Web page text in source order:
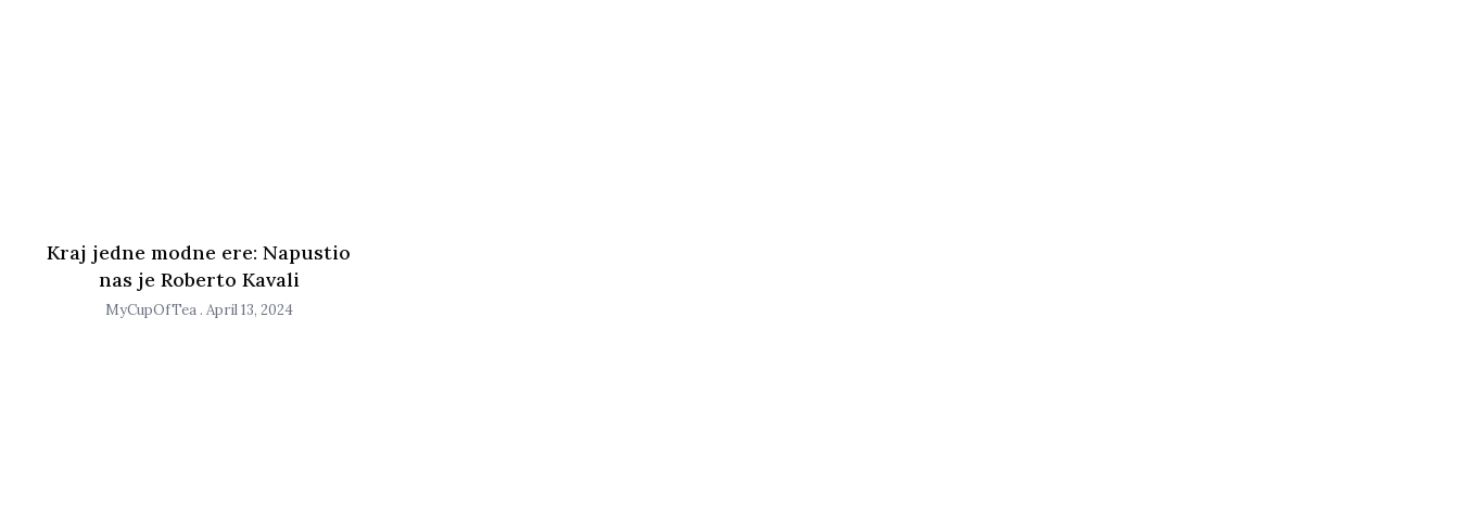
Kraj jedne modne ere: Napustio
nas je Roberto Kavali
MyCupOfTea April 13, 2024